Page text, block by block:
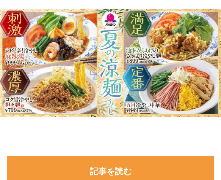
記事を読む